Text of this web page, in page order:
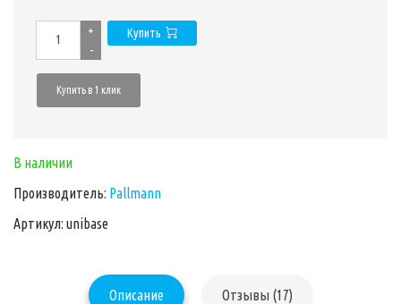
+
-
Купить
Купить в 1 клик
В наличии
Производитель: Pallmann
Артикул: unibase
Описание Отзывы (17)